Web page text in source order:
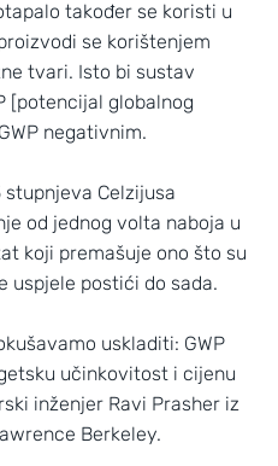
također se koristi u
se korištenjem
tvari. Isto bi sustav
[potencijal globalnog
negativnim.
Celzijusa
od jednog volta naboja u
koji premašuje ono što su
uspjele postići do sada.
uskladiti: GWP
učinkovitost i cijenu
inženjer Ravi Prasher iz
Berkeley.